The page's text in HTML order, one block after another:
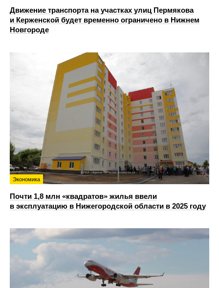
Движение транспорта на участках улиц Пермякова
и Керженской будет временно ограничено в Нижнем
Новгороде
Экономика
Почти 1,8 млн «квадратов» жилья ввели
в эксплуатацию в Нижегородской области в 2025 году